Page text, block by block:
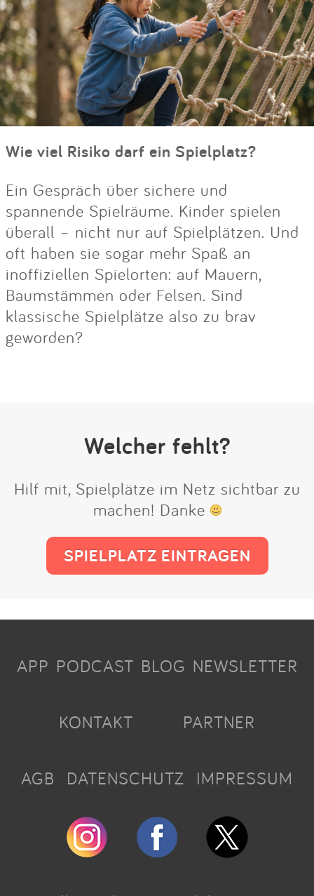
Wie viel Risiko darf ein Spielplatz?
Ein Gespräch über sichere und
spannende Spielräume. Kinder spielen
überall – nicht nur auf Spielplätzen. Und
oft haben sie sogar mehr Spaß an
inoffiziellen Spielorten: auf Mauern,
Baumstämmen oder Felsen. Sind
klassische Spielplätze also zu brav
geworden?
Welcher fehlt?
Hilf mit, Spielplätze im Netz sichtbar zu
machen! Danke
SPIELPLATZ EINTRAGEN
APP PODCAST BLOG NEWSLETTER
KONTAKT PARTNER
AGB DATENSCHUTZ IMPRESSUM